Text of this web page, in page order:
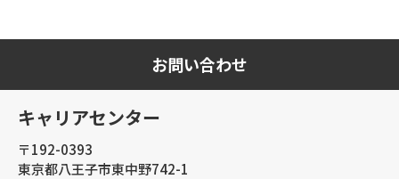
お問い合わせ
キャリアセンター
〒192-0393
東京都八王子市東中野742-1